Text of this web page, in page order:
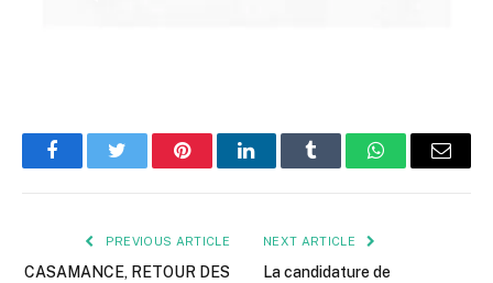
FacebookTwitter PinterestLinkedInTumblr WhatsAppEmail
PREVIOUS ARTICLE
CASAMANCE, RETOUR DES
NEXT ARTICLE
La candidature de